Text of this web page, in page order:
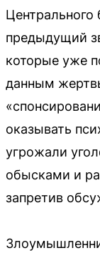
Центрального
предыдущий
которые уже
данным
оказывать
угрожали
обысками и
запретив